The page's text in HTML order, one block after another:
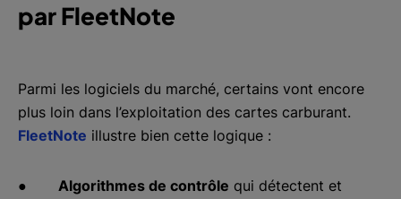
par FleetNote
Parmi les logiciels du marché, certains vont encore
plus loin dans l’exploitation des cartes carburant.
FleetNote illustre bien cette logique :
● Algorithmes de contrôle qui détectent et